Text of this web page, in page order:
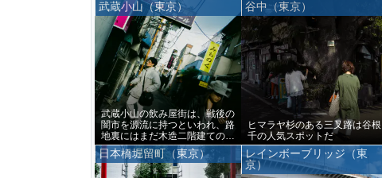
武蔵小山（東京）
武蔵小山の飲み屋街は、戦後の
闇市を源流に持つといわれ、路
地裏にはまだ木造二階建ての古
い建物が残っている
谷中（東京）
ヒマラヤ杉のある三叉路は谷根
千の人気スポットだ
日本橋堀留町（東京）
レインボーブリッジ（東
京）